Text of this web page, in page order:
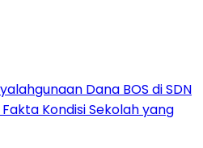
Dana BOS di SDN
Kondisi Sekolah yang